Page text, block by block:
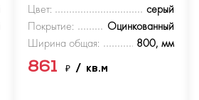
Цвет:
серый
Покрытие:
Оцинкованный
Ширина общая:
800, мм
861₽/ кв.м